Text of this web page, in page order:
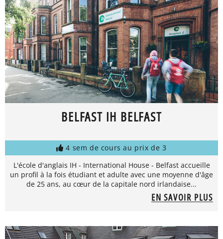
BELFAST IH BELFAST
4 sem de cours au prix de 3
L'école d'anglais IH - International House - Belfast accueille
un profil à la fois étudiant et adulte avec une moyenne d'âge
de 25 ans, au cœur de la capitale nord irlandaise...
EN SAVOIR PLUS